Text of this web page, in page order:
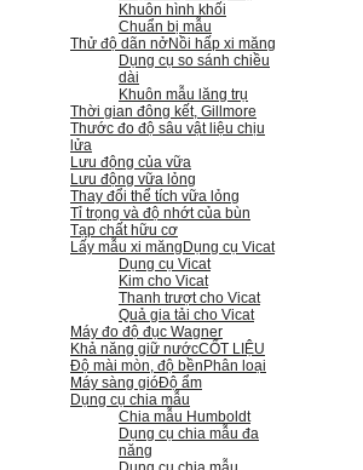
Khuôn hình khối
Chuẩn bị mẫu
Thử độ dãn nởNồi hấp xi măng
Dụng cụ so sánh chiều
dài
Khuôn mẫu lăng trụ
Thời gian đông kết, Gillmore
Thước đo độ sâu vật liệu chịu
lửa
Lưu động của vữa
Lưu động vữa lỏng
Thay đổi thể tích vữa lỏng
Tỉ trọng và độ nhớt của bùn
Tạp chất hữu cơ
Lấy mẫu xi măng Dụng cụ Vicat
Dụng cụ Vicat
Kim cho Vicat
Thanh trượt cho Vicat
Quả gia tải cho Vicat
Máy đo độ đục Wagner
Khả năng giữ nướcCỐT LIỆU
Độ mài mòn, độ bền Phân loại
Máy sàng gióĐộ ẩm
Dụng cụ chia mẫu
Chia mẫu Humboldt
Dụng cụ chia mẫu đa
năng